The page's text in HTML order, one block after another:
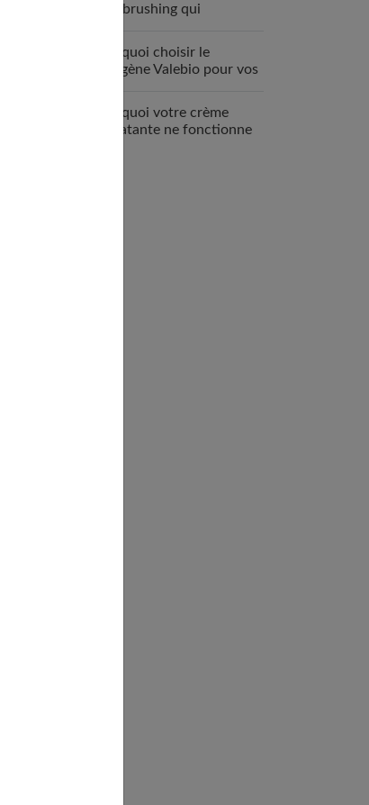
sans brushing qui
Pourquoi choisir le
collagène Valebio pour vos
Pourquoi votre crème
hydratante ne fonctionne